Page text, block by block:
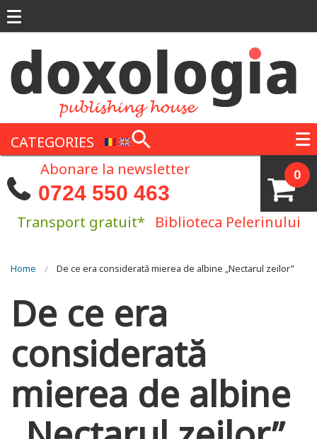
CATEGORIES
0
Abonare la newsletter
0724 550 463
Transport gratuit* Biblioteca Pelerinului
You are here
Home De ce era considerată mierea de albine „Nectarul zeilor”
De ce era
considerată
mierea de albine